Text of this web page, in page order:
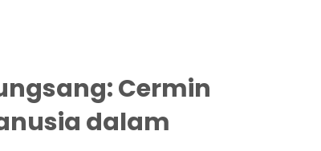
Cermin
dalam